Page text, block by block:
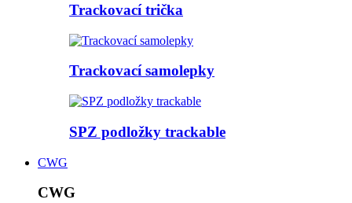
Trackovací trička
Trackovací samolepky
SPZ podložky trackable
CWG
CWG